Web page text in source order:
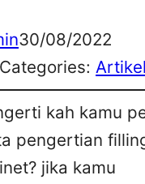
30/08/2022
Categories: Artikel
kah kamu
pengertian
jika kamu